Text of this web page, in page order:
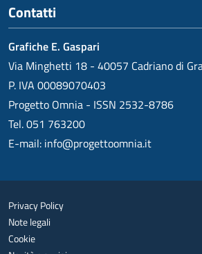
Contatti
Grafiche E. Gaspari
Via Minghetti 18 - 40057 Cadriano di
P. IVA 00089070403
Progetto Omnia - ISSN 2532-8786
Tel. 051 763200
E-mail: info@progettoomnia.it
Privacy Policy
Note legali
Cookie